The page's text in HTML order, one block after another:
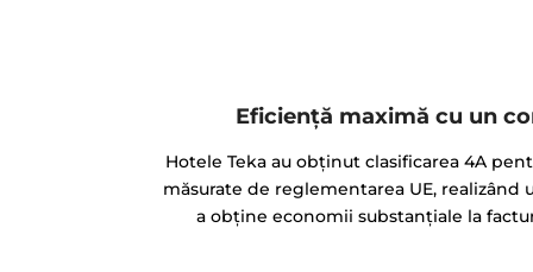
Eficiență maximă cu un
Hotele Teka au obţinut clasificarea 4A
măsurate de reglementarea UE,
a obține economii substanțiale la